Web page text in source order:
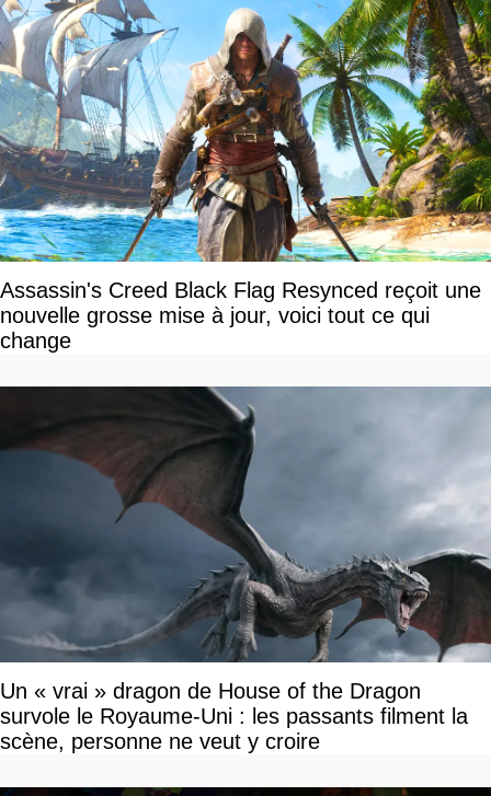
Assassin's Creed Black Flag Resynced reçoit une
nouvelle grosse mise à jour, voici tout ce qui
change
Un « vrai » dragon de House of the Dragon
survole le Royaume-Uni : les passants filment la
scène, personne ne veut y croire